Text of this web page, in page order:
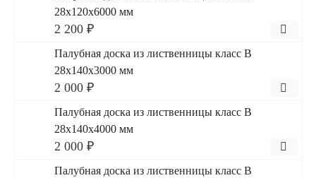
28x120x6000 мм
2 200 ₽
Палубная доска из лиственницы класс В
28x140x3000 мм
2 000 ₽
Палубная доска из лиственницы класс В
28x140x4000 мм
2 000 ₽
Палубная доска из лиственницы класс В